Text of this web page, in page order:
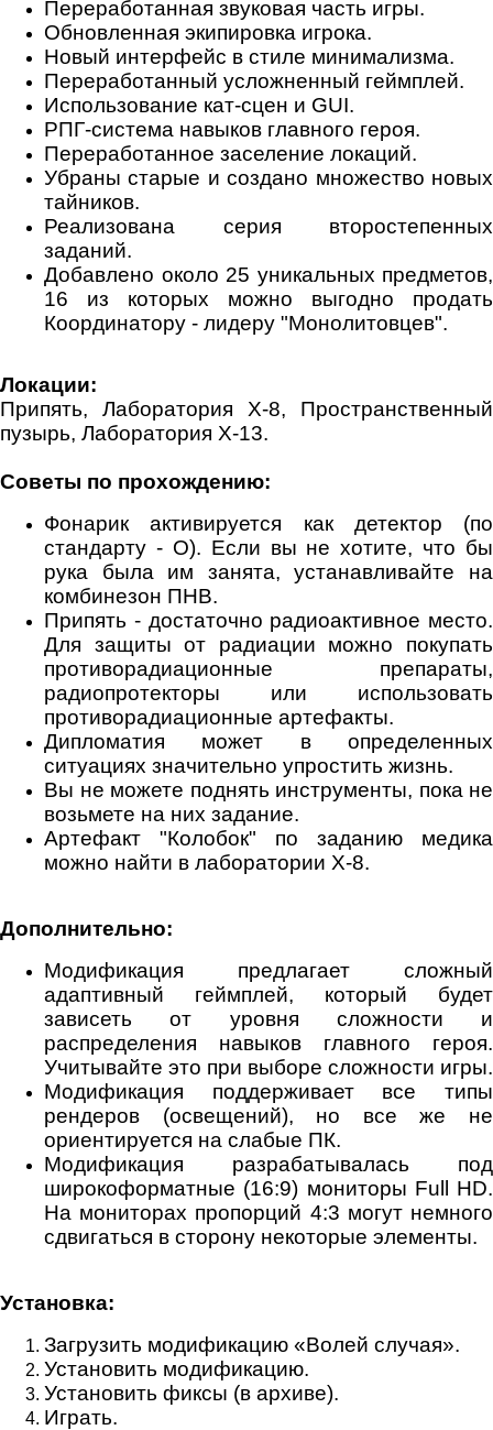
Переработанная звуковая часть игры.
Обновленная экипировка игрока.
Новый интерфейс в стиле минимализма.
Переработанный усложненный геймплей.
Использование кат-сцен и GUI.
РПГ-система навыков главного героя.
Переработанное заселение локаций.
Убраны старые и создано множество новых
тайников.
Реализована серия второстепенных
заданий.
Добавлено около 25 уникальных предметов,
16 из которых можно выгодно продать
Координатору - лидеру "Монолитовцев".
Локации:
Припять, Лаборатория Х-8, Пространственный
пузырь, Лаборатория Х-13.
Советы по прохождению:
Фонарик активируется как детектор (по
стандарту - О). Если вы не хотите, что бы
рука была им занята, устанавливайте на
комбинезон ПНВ.
Припять - достаточно радиоактивное место.
Для защиты от радиации можно покупать
противорадиационные препараты,
радиопротекторы или использовать
противорадиационные артефакты.
Дипломатия может в определенных
ситуациях значительно упростить жизнь.
Вы не можете поднять инструменты, пока не
возьмете на них задание.
Артефакт "Колобок" по заданию медика
можно найти в лаборатории Х-8.
Дополнительно:
Модификация предлагает сложный
адаптивный геймплей, который будет
зависеть от уровня сложности и
распределения навыков главного героя.
Учитывайте это при выборе сложности игры.
Модификация поддерживает все типы
рендеров (освещений), но все же не
ориентируется на слабые ПК.
Модификация разрабатывалась под
широкоформатные (16:9) мониторы Full HD.
На мониторах пропорций 4:3 могут немного
сдвигаться в сторону некоторые элементы.
Установка:
Загрузить модификацию «Волей случая».
Установить модификацию.
Установить фиксы (в архиве).
Играть.